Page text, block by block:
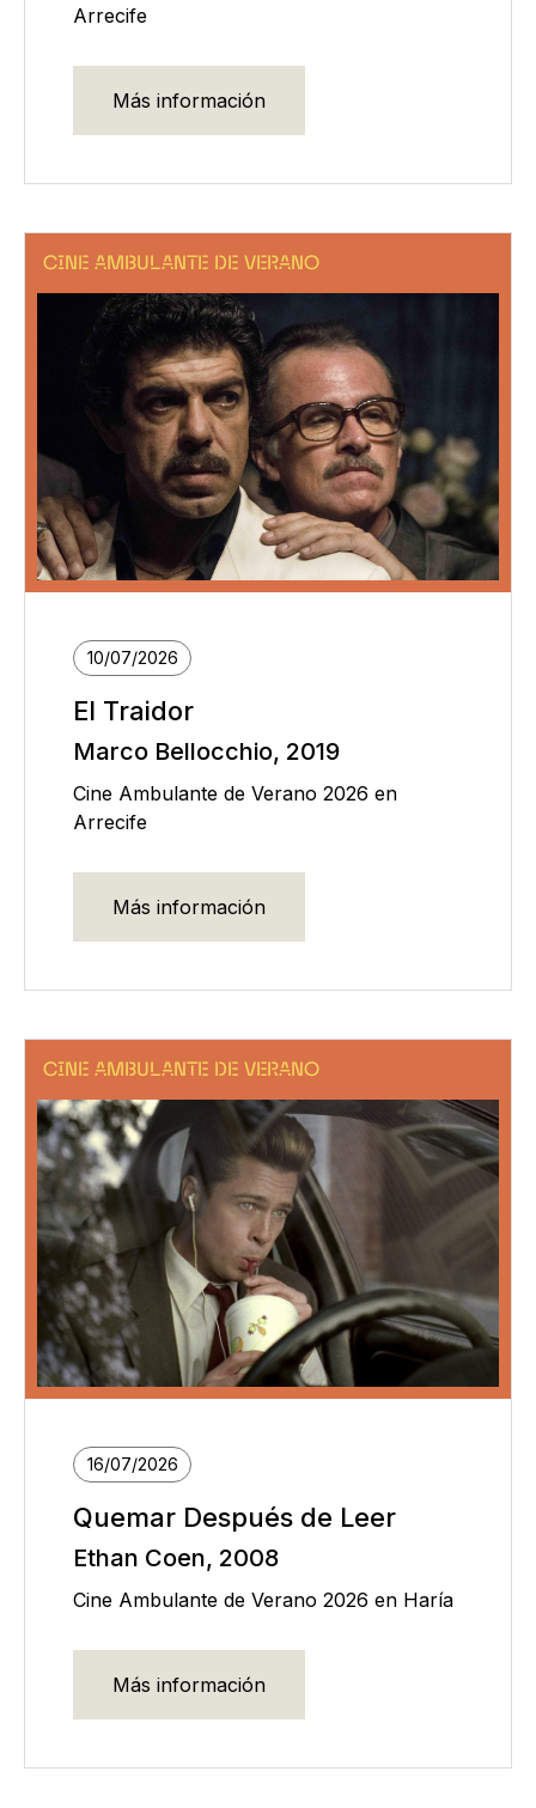
Arrecife
Más información
CINE AMBULANTE DE VERANO
10/07/2026
El Traidor
Marco Bellocchio, 2019
Cine Ambulante de Verano 2026 en
Arrecife
Más información
CINE AMBULANTE DE VERANO
16/07/2026
Quemar Después de Leer
Ethan Coen, 2008
Cine Ambulante de Verano 2026 en Haría
Más información